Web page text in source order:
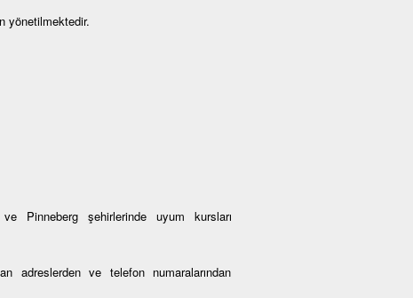
yönetilmektedir.
Pinneberg şehirlerinde uyum kursları
adreslerden ve telefon numaralarından